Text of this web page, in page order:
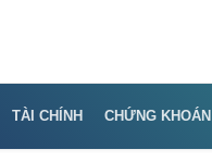
TÀI CHÍNH CHỨNG KHOÁN